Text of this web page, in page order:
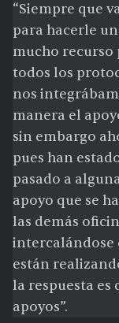
“Siempre que
para hacerle
mucho recurso
todos los
nos
manera el
sin embargo
pues han
pasado a
apoyo que se
las demás
intercalándose
están
la respuesta es
apoyos”.